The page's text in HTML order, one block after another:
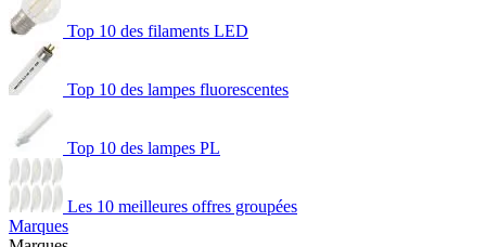
Top 10 des filaments LED
Top 10 des lampes fluorescentes
Top 10 des lampes PL
Les 10 meilleures offres groupées
Marques